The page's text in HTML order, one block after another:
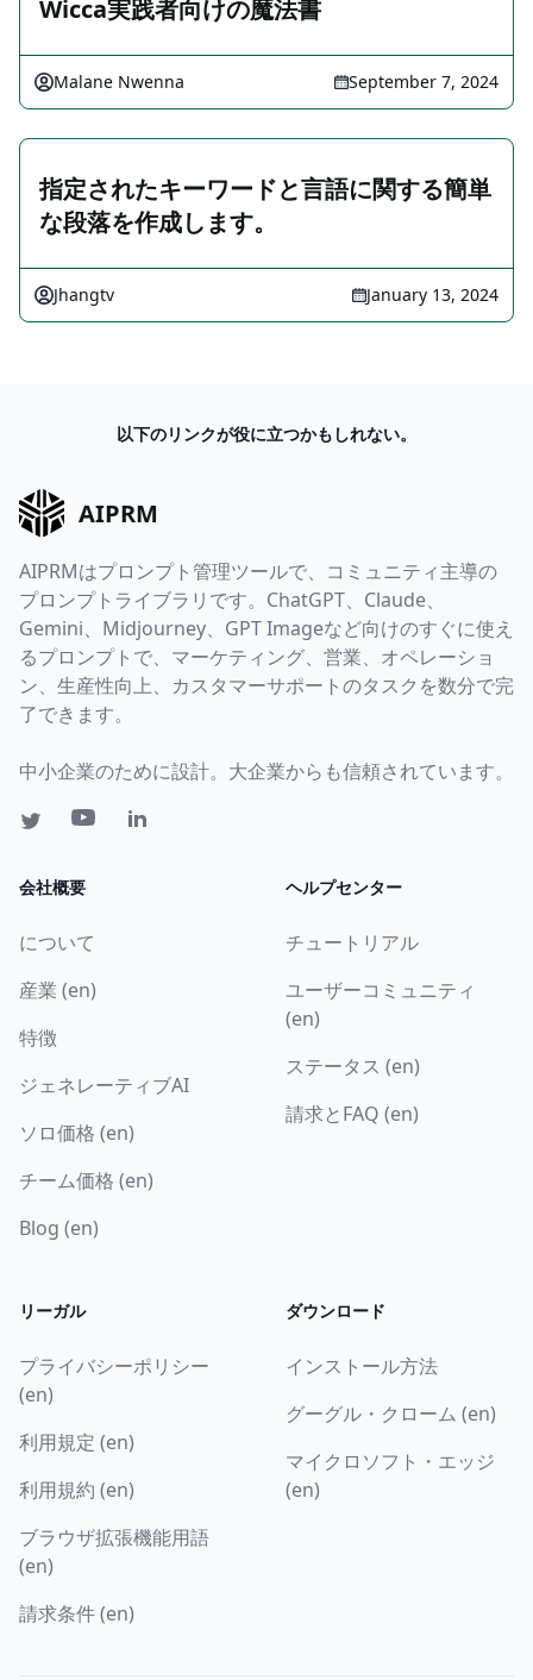
Wicca実践者向けの魔法書
Malane Nwenna September 7, 2024
指定されたキーワードと言語に関する簡単
な段落を作成します。
Jhangtv January 13, 2024
以下のリンクが役に立つかもしれない。
AIPRM
AIPRMはプロンプト管理ツールで、コミュニティ主導の
プロンプトライブラリです。ChatGPT、Claude、
Gemini、Midjourney、GPT Imageなど向けのすぐに使え
るプロンプトで、マーケティング、営業、オペレーショ
ン、生産性向上、カスタマーサポートのタスクを数分で完
了できます。
中小企業のために設計。大企業からも信頼されています。
会社概要
について
産業 (en)
特徴
ジェネレーティブAI
ソロ価格 (en)
チーム価格 (en)
Blog (en)
ヘルプセンター
チュートリアル
ユーザーコミュニティ
(en)
ステータス (en)
請求とFAQ (en)
リーガル
プライバシーポリシー
(en)
利用規定 (en)
利用規約 (en)
ブラウザ拡張機能用語
(en)
請求条件 (en)
ダウンロード
インストール方法
グーグル・クローム (en)
マイクロソフト・エッジ
(en)